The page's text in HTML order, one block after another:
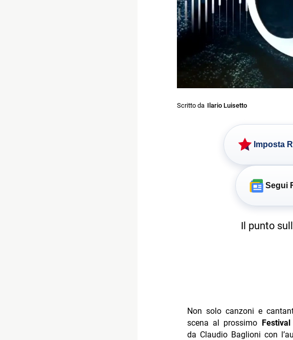
Scritto da Ilario Luisetto
Imposta
Segui
Il punto
Non solo canzoni e
scena al prossimo
da Claudio Baglioni con